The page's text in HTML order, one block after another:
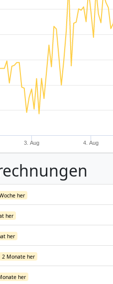
3. Aug 4. Aug
her
her
her
2 Monate her
her